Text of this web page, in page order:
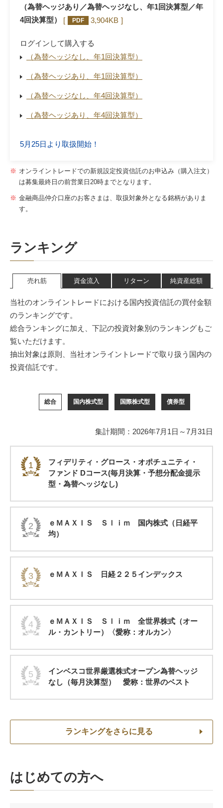
（為替ヘッジあり／為替ヘッジなし、年1回決算型／年
4回決算型）
PDF 3,904KB
ログインして購入する
（為替ヘッジなし、年1回決算型）
（為替ヘッジあり、年1回決算型）
（為替ヘッジなし、年4回決算型）
（為替ヘッジあり、年4回決算型）
5月25日より取扱開始！
オンライントレードでの新規設定投資信託のお申込み（購入注文）
は募集最終日の前営業日20時までとなります。
金融商品仲介口座のお客さまは、取扱対象外となる銘柄がありま
す。
ランキング
売れ筋 資金流入 リターン 純資産総額
当社のオンライントレードにおける国内投資信託の買付金額
のランキングです。
総合ランキングに加え、下記の投資対象別のランキングもご
覧いただけます。
抽出対象は原則、当社オンライントレードで取り扱う国内の
投資信託です。
総合 国内株式型 国際株式型 債券型
集計期間：2026年7月1日～7月31日
1
フィデリティ・グロース・オポチュニティ・
ファンド Dコース(毎月決算・予想分配金提示
型・為替ヘッジなし)
2
ｅＭＡＸＩＳ Ｓｌｉｍ 国内株式（日経平
均）
3 ｅＭＡＸＩＳ 日経２２５インデックス
4
ｅＭＡＸＩＳ Ｓｌｉｍ 全世界株式（オー
ル・カントリー）〈愛称：オルカン〉
5
インベスコ世界厳選株式オープン為替ヘッジ
なし（毎月決算型） 愛称：世界のベスト
ランキングをさらに見る
はじめての方へ